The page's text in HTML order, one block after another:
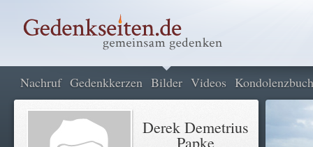
Nachruf Gedenkkerzen Bilder Videos Kondolenzbuch
Derek Demetrius
Papke